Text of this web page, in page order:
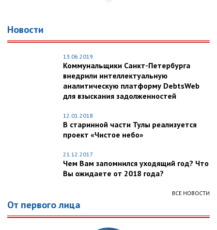
Новости
13.06.2019
Коммунальщики Санкт-Петербурга
внедрили интеллектуальную
аналитическую платформу DebtsWeb
для взыскания задолженностей
12.01.2018
В старинной части Тулы реализуется
проект «Чистое небо»
21.12.2017
Чем Вам запомнился уходящий год? Что
Вы ожидаете от 2018 года?
ВСЕ НОВОСТИ
От первого лица